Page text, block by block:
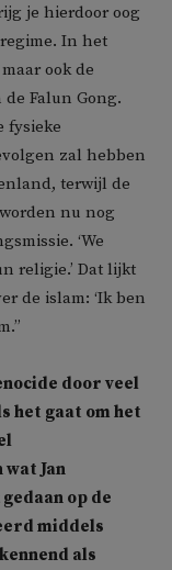
je hierdoor oog
In het
ook de
Falun Gong.
fysieke
zal hebben
terwijl de
nu nog
‘We
religie.’ Dat lijkt
de islam: ‘Ik ben
door veel
het gaat om het
Jan
op de
middels
als